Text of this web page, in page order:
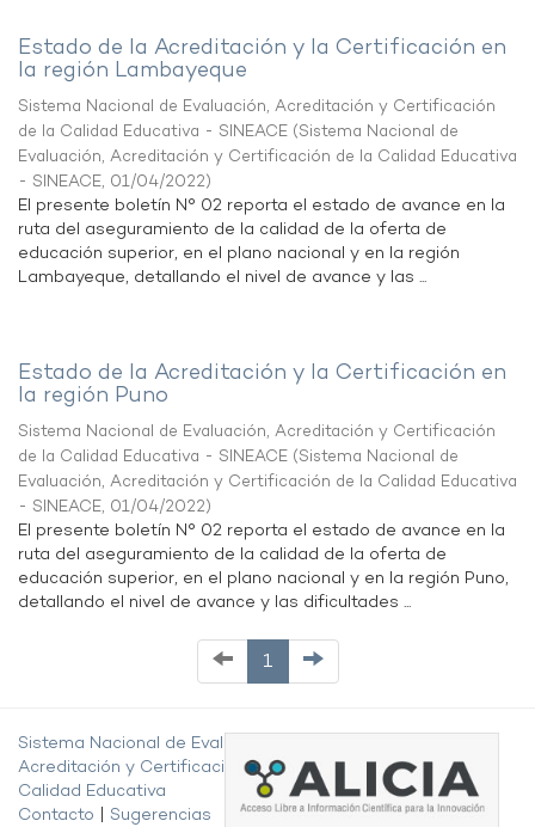
Estado de la Acreditación y la Certificación en
la región Lambayeque
Sistema Nacional de Evaluación, Acreditación y Certificación
de la Calidad Educativa - SINEACE (Sistema Nacional de
Evaluación, Acreditación y Certificación de la Calidad Educativa
- SINEACE, 01/04/2022)
El presente boletín N° 02 reporta el estado de avance en la
ruta del aseguramiento de la calidad de la oferta de
educación superior, en el plano nacional y en la región
Lambayeque, detallando el nivel de avance y las ...
Estado de la Acreditación y la Certificación en
la región Puno
Sistema Nacional de Evaluación, Acreditación y Certificación
de la Calidad Educativa - SINEACE (Sistema Nacional de
Evaluación, Acreditación y Certificación de la Calidad Educativa
- SINEACE, 01/04/2022)
El presente boletín N° 02 reporta el estado de avance en la
ruta del aseguramiento de la calidad de la oferta de
educación superior, en el plano nacional y en la región Puno,
detallando el nivel de avance y las dificultades ...
1
Sistema Nacional de Evaluación,
Acreditación y Certificación de la
Calidad Educativa
Contacto
Sugerencias